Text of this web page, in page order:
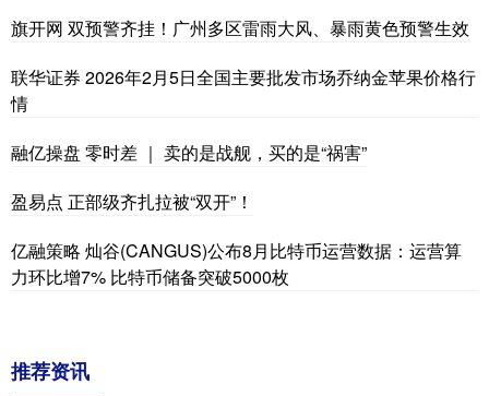
旗开网 双预警齐挂！广州多区雷雨大风、暴雨黄色预警生效
联华证券 2026年2月5日全国主要批发市场乔纳金苹果价格行
情
融亿操盘 零时差 ｜ 卖的是战舰，买的是“祸害”
盈易点 正部级齐扎拉被“双开”！
亿融策略 灿谷(CANGUS)公布8月比特币运营数据：运营算
力环比增7% 比特币储备突破5000枚
推荐资讯